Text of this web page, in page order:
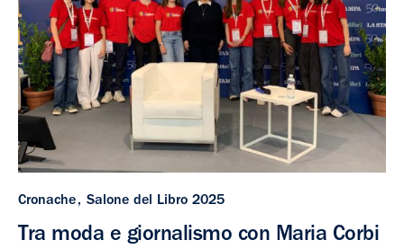
Cronache Salone del Libro 2025
Tra moda e giornalismo con Maria Corbi